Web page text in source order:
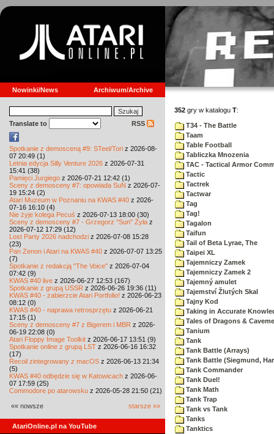
Nowinki/News Archiwum/Archive
Translate to RSS
Spotkanie z demosceną #9: STeel/Tori z 2026-08-
07 20:49 (1)
Letnia edycja Silly Venture 2026 z 2026-07-31
15:41 (38)
Pamięci Jurgiego z 2026-07-21 12:42 (1)
Sceny z demosceny #7: opowiada SuN z 2026-07-
19 15:24 (2)
Atari Muzeum w Poznaniu na KWAS #40 z 2026-
07-16 16:10 (4)
Nie żyje kolega Pecuś z 2026-07-13 18:00 (30)
Sceny z demosceny #7 - Grzegorz "Sun" Żyła z
2026-07-12 17:29 (12)
Lost Party 2026 nadchodzi z 2026-07-08 15:28
(23)
Pan Zenon i Atari na KWAS #40 z 2026-07-07 13:25
(7)
Spotkanie z redakcją "The Voice" z 2026-07-04
07:42 (9)
KWAS #40 live z 2026-06-27 12:53 (167)
Spotkanie z grupą USSR z 2026-06-26 19:36 (11)
KWAS #40 - zabierzcie Atari Portfolio! z 2026-06-23
08:12 (0)
KWAS #40 - naprawa retrosprzętu z 2026-06-21
17:15 (1)
Sceny z demosceny #7 z Bigerem i MBR z 2026-
06-19 22:08 (0)
Atari Floppy Image Toolkit z 2026-06-17 13:51 (9)
Spotkanie online z grupą LST z 2026-06-16 16:32
(17)
Recoil zintegrowany z macOS z 2026-06-13 21:34
(5)
KWAS #40 odbędzie się w Katowicach z 2026-06-
07 17:59 (25)
Commodore po atarowsku z 2026-05-28 21:50 (21)
«« nowsze starsze »»
AtariOnline.pl na YouTube
352 gry w katalogu T:
T34 - The Battle
Taam
Table Football
Tabliczka Mnozenia
TAC - Tactical Armor
Tactic
Tactrek
Tactwar
Tag
Tag!
Tagalon
Taifun
Tail of Beta Lyrae, The
Taipei XL
Tajemniczy Zamek
Tajemniczy Zamek 2
Tajemný amulet
Tajemství Žlutých Skal
Tajny Kod
Taking in Accurate
Tales of Dragons &
Tanium
Tank
Tank Battle (Arrays)
Tank Battle (Siegmund,
Tank Commander
Tank Duel!
Tank Math
Tank Trap
Tank vs Tank
Tanks
Tanktics